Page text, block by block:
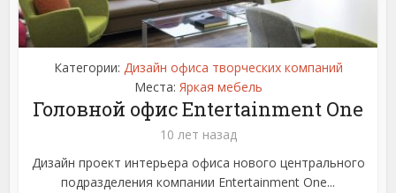
Категории: Дизайн офиса творческих компаний
Места: Яркая мебель
Головной офис Entertainment One
10 лет назад
Дизайн проект интерьера офиса нового центрального
подразделения компании Entertainment One...